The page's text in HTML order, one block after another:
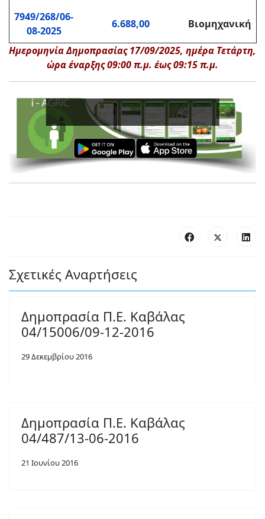
7949/268/06-
08-2025
6.688,00 Βιομηχανική
Ημερομηνία Δημοπρασίας 17/09/2025, ημέρα Τετάρτη,
ώρα έναρξης 09:00 π.μ. έως 09:15 π.μ.
Σχετικές Αναρτήσεις
Δημοπρασία Π.Ε. Καβάλας
04/15006/09-12-2016
29 Δεκεμβρίου 2016
Δημοπρασία Π.Ε. Καβάλας
04/487/13-06-2016
21 Ιουνίου 2016